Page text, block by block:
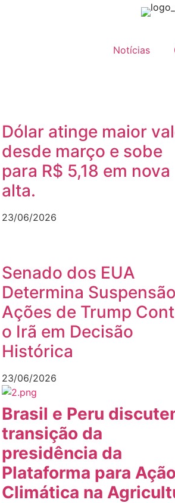
Notícias
Dólar atinge maior
desde março e sobe
para R$ 5,18 em nova
alta.
23/06/2026
Senado dos EUA
Determina
Ações de Trump
o Irã em Decisão
Histórica
23/06/2026
Brasil e Peru
transição da
presidência da
Plataforma para Ação
Climática na